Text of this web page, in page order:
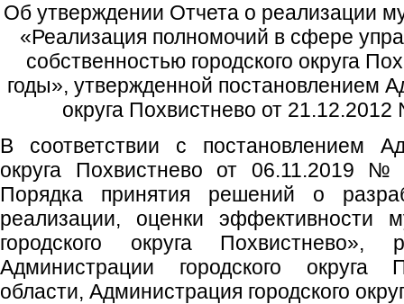
Об утверждении Отчета о реализации
«Реализация полномочий в сфере
собственностью городского округа
годы», утвержденной постановлением
округа Похвистнево от
В соответствии с постановлением
округа Похвистнево от 06.11.2019
Порядка принятия решений о
реализации, оценки эффективности
городского округа Похвистнево»,
Администрации городского округа
области, Администрация городского